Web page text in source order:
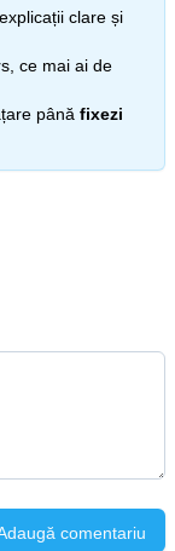
explicații clare și
ce mai ai de
până fixezi
comentariu